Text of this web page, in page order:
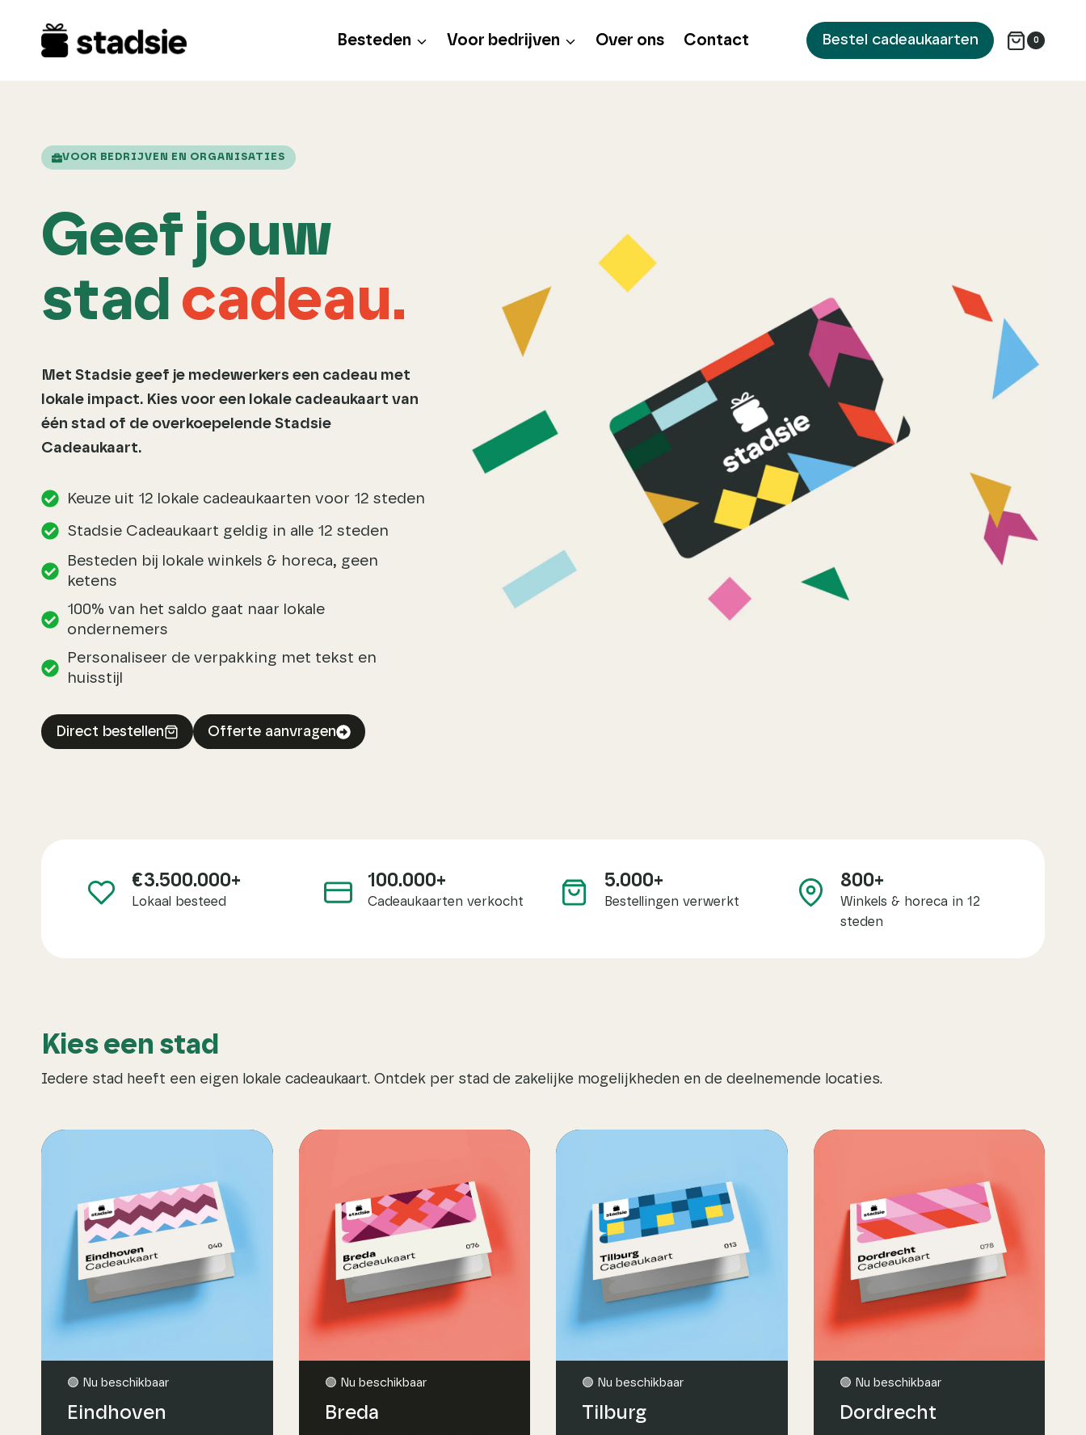
inhoud
Besteden Voor bedrijven Over ons Contact Bestel cadeaukaarten 0
VOOR BEDRIJVEN EN ORGANISATIES
Geef jouw
stad cadeau.
Met Stadsie geef je medewerkers een cadeau met
lokale impact. Kies voor een lokale cadeaukaart van
één stad of de overkoepelende Stadsie
Cadeaukaart.
Keuze uit 12 lokale cadeaukaarten voor 12 steden
Stadsie Cadeaukaart geldig in alle 12 steden
Besteden bij lokale winkels & horeca, geen
ketens
100% van het saldo gaat naar lokale
ondernemers
Personaliseer de verpakking met tekst en
huisstijl
Direct bestellen Offerte aanvragen
€
3
+
€3.500.000+
Lokaal besteed
1
0
100.000+
Cadeaukaarten verkocht
5
0
5.000+
Bestellingen verwerkt
8
0
0
800+
Winkels & horeca in 12
steden
Kies een stad
Iedere stad heeft een eigen lokale cadeaukaart. Ontdek per stad de zakelijke mogelijkheden en de deelnemende locaties.
🟢 Nu beschikbaar
Eindhoven
🟢 Nu beschikbaar
Breda
🟢 Nu beschikbaar
Tilburg
🟢 Nu beschikbaar
Dordrecht